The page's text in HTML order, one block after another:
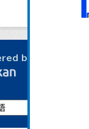
by